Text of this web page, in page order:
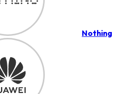
Nothing